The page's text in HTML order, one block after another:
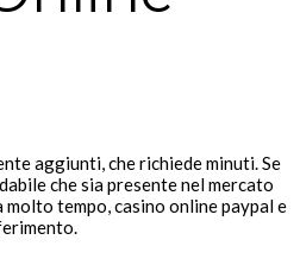
aggiunti, che richiede minuti. Se
che sia presente nel mercato
molto tempo, casino online paypal e